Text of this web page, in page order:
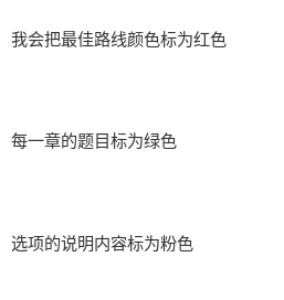
我会把最佳路线颜色标为红色
每一章的题目标为绿色
选项的说明内容标为粉色